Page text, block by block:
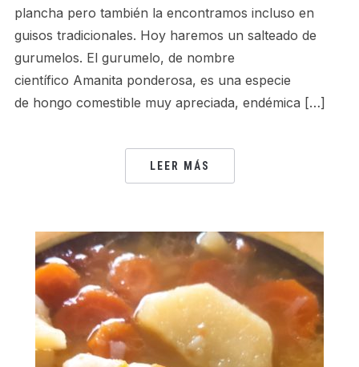
plancha pero también la encontramos incluso en
guisos tradicionales. Hoy haremos un salteado de
gurumelos. El gurumelo, de nombre
científico Amanita ponderosa, es una especie
de hongo comestible muy apreciada, endémica […]
LEER MÁS